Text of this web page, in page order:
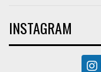
INSTAGRAM